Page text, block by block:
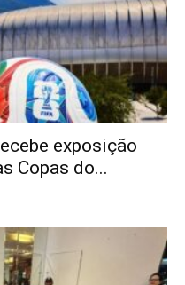
exposição
Copas do...